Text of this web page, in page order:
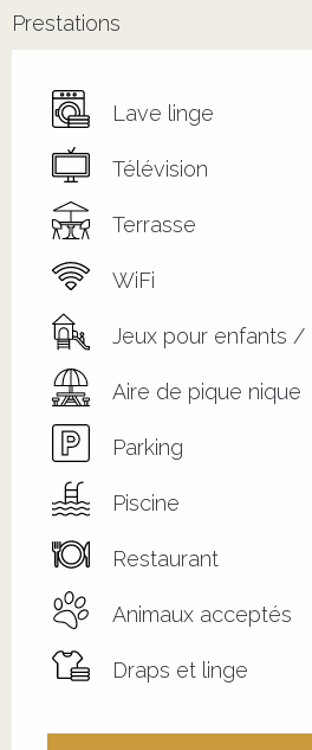
Prestations
Lave linge
Télévision
Terrasse
WiFi
Jeux pour enfants /
Aire de pique nique
Parking
Piscine
Restaurant
Animaux acceptés
Draps et linge